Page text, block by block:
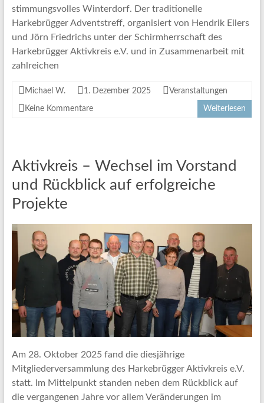
stimmungsvolles Winterdorf. Der traditionelle
Harkebrügger Adventstreff, organisiert von Hendrik Eilers
und Jörn Friedrichs unter der Schirmherrschaft des
Harkebrügger Aktivkreis e.V. und in Zusammenarbeit mit
zahlreichen
Michael W. 1. Dezember 2025 Veranstaltungen
Keine Kommentare Weiterlesen
Aktivkreis – Wechsel im Vorstand
und Rückblick auf erfolgreiche
Projekte
Am 28. Oktober 2025 fand die diesjährige
Mitgliederversammlung des Harkebrügger Aktivkreis e.V.
statt. Im Mittelpunkt standen neben dem Rückblick auf
die vergangenen Jahre vor allem Veränderungen im